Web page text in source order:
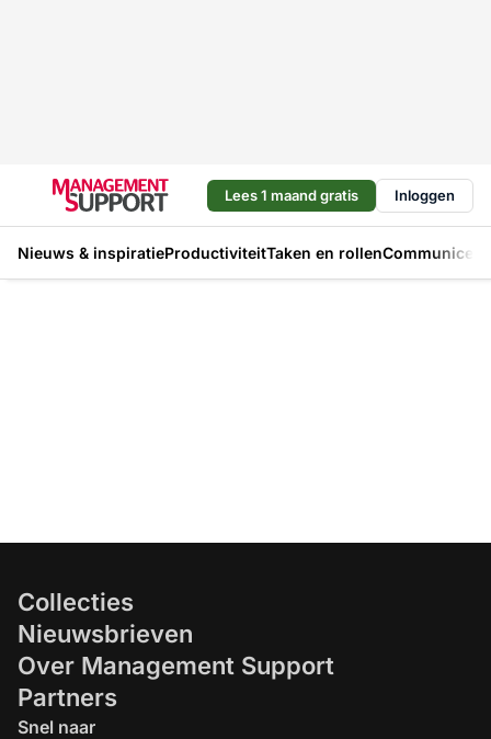
Lees 1 maand gratis Inloggen
Nieuws & inspiratieProductiviteitTaken en rollen
Collecties
Nieuwsbrieven
Over Management Support
Partners
Snel naar